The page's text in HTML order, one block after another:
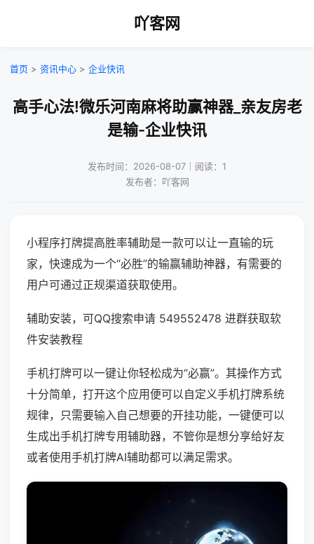
吖客网
首页 > 资讯中心 > 企业快讯
高手心法!微乐河南麻将助赢神器_亲友房老
是输-企业快讯
发布时间：2026-08-07｜阅读：1
发布者：吖客网
小程序打牌提高胜率辅助是一款可以让一直输的玩
家，快速成为一个“必胜”的输赢辅助神器，有需要的
用户可通过正规渠道获取使用。
辅助安装，可QQ搜索申请 549552478 进群获取软
件安装教程
手机打牌可以一键让你轻松成为“必赢”。其操作方式
十分简单，打开这个应用便可以自定义手机打牌系统
规律，只需要输入自己想要的开挂功能，一键便可以
生成出手机打牌专用辅助器，不管你是想分享给好友
或者使用手机打牌AI辅助都可以满足需求。